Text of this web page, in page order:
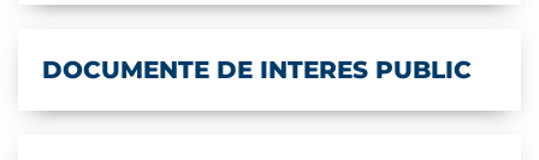
DOCUMENTE DE INTERES PUBLIC